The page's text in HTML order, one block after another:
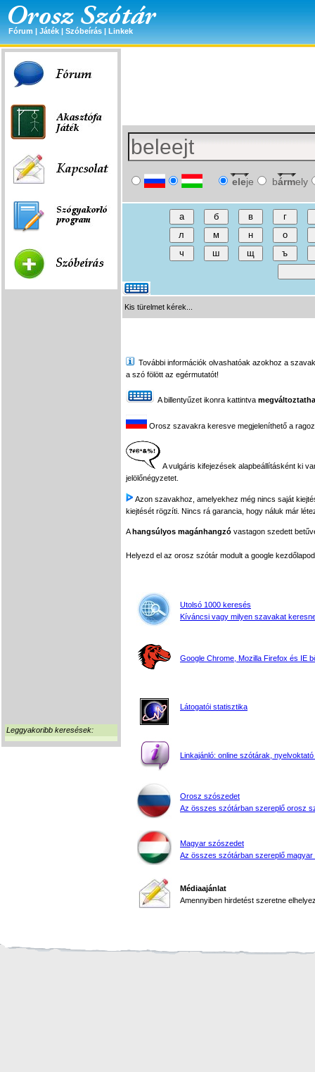
Fórum | Játék | Szóbeírás | Linkek
Leggyakoribb keresések:
eleje bármely
Kis türelmet kérek...
További információk olvashatóak azokhoz a
a szó fölött az egérmutatót!
A billentyűzet ikonra kattintva
Orosz szavakra keresve megjeleníthető a
A vulgáris kifejezések alapbeállításként ki
jelölőnégyzetet.
Azon szavakhoz, amelyekhez még nincs saját
kiejtését rögzíti. Nincs rá garancia, hogy náluk már
Ahangsúlyos magánhangzó vastagon szedett
Helyezd el az orosz szótár modult a google
Utolsó 1000 keresés
Kíváncsi vagy milyen szavakat
Google Chrome, Mozilla Firefox és IE
Látogatói statisztika
Linkajánló: online szótárak, nyelvoktató
Orosz szószedet
Az összes szótárban szereplő orosz
Magyar szószedet
Az összes szótárban szereplő magyar
Médiaajánlat
Amennyiben hirdetést szeretne